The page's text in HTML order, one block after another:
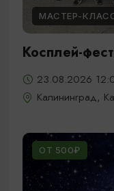
МАСТЕР-
Косплей-
23.08.2026
Калининград,
ОТ 500₽